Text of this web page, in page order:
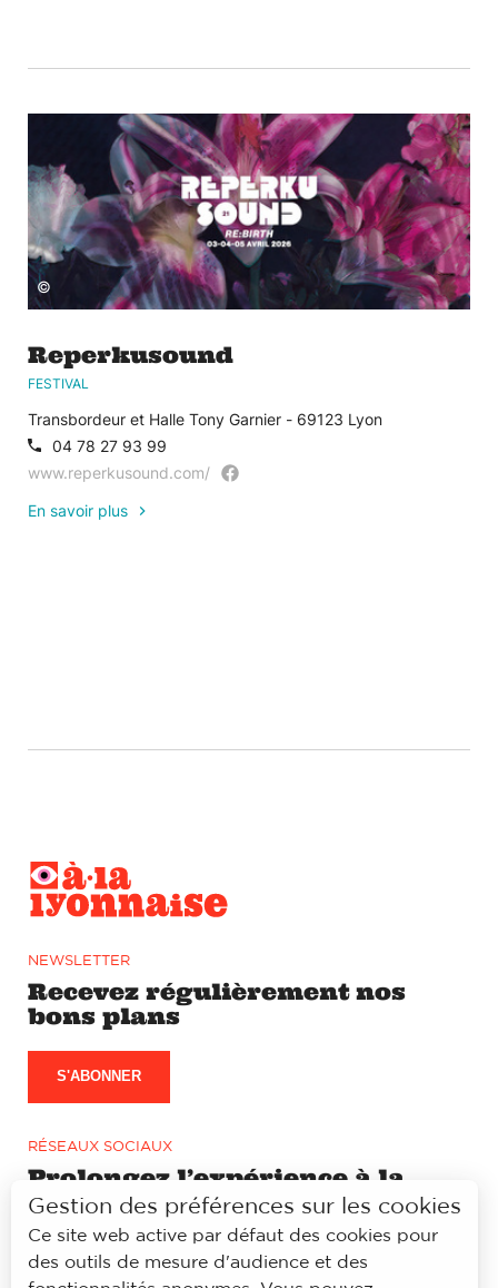
©
Reperkusound
FESTIVAL
Transbordeur et Halle Tony Garnier - 69123 Lyon
04 78 27 93 99
www.reperkusound.com/
En savoir plus
NEWSLETTER
Recevez régulièrement nos
bons plans
S'ABONNER
RÉSEAUX SOCIAUX
Prolongez l’expérience à la
lyonnaise sur notre page
Facebook et Instagram
Gestion des préférences sur les cookies
Ce site web active par défaut des cookies pour
des outils de mesure d'audience et des